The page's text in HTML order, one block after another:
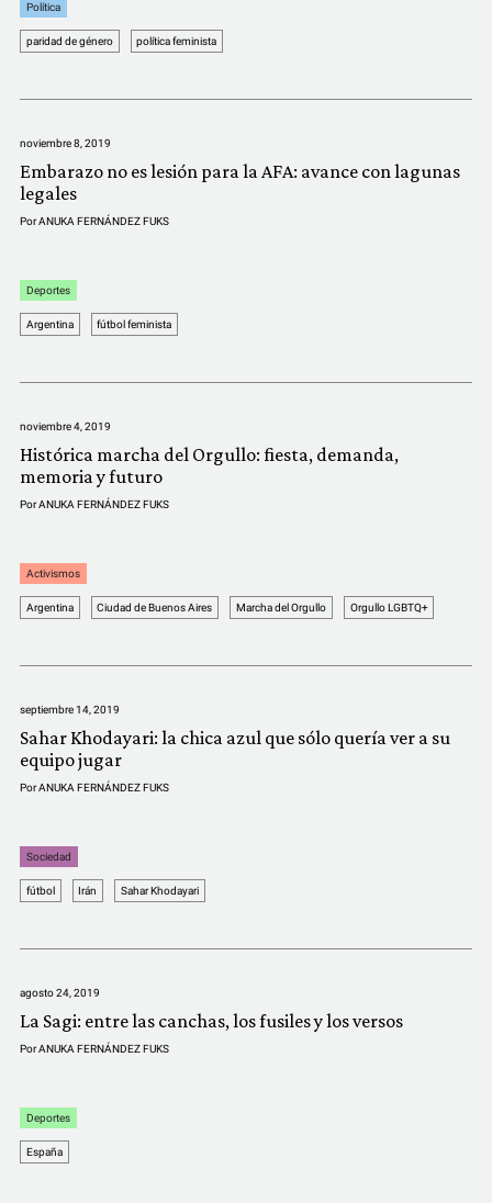
Política
paridad de género política feminista
noviembre 8, 2019
Embarazo no es lesión para la AFA: avance con lagunas
legales
PorANUKA FERNÁNDEZ FUKS
Deportes
Argentina fútbol feminista
noviembre 4, 2019
Histórica marcha del Orgullo: fiesta, demanda,
memoria y futuro
PorANUKA FERNÁNDEZ FUKS
Activismos
Argentina Ciudad de Buenos Aires Marcha del Orgullo Orgullo LGBTQ+
septiembre 14, 2019
Sahar Khodayari: la chica azul que sólo quería ver a su
equipo jugar
PorANUKA FERNÁNDEZ FUKS
Sociedad
fútbol Irán Sahar Khodayari
agosto 24, 2019
La Sagi: entre las canchas, los fusiles y los versos
PorANUKA FERNÁNDEZ FUKS
Deportes
España